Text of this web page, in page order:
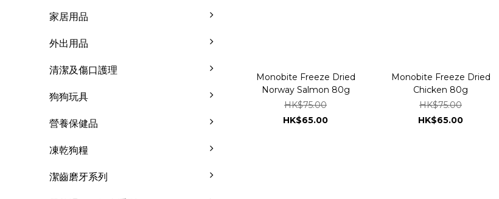
家居用品
外出用品
清潔及傷口護理
狗狗玩具
營養保健品
凍乾狗糧
潔齒磨牙系列
Monobite Freeze Dried
Norway Salmon 80g
HK$75.00
HK$65.00
Monobite Freeze Dried
Chicken 80g
HK$75.00
HK$65.00